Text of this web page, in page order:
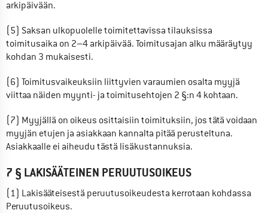
arkipäivään.
(5) Saksan ulkopuolelle toimitettavissa tilauksissa
toimitusaika on 2–4 arkipäivää. Toimitusajan alku määräytyy
kohdan 3 mukaisesti.
(6) Toimitusvaikeuksiin liittyvien varaumien osalta myyjä
viittaa näiden myynti- ja toimitusehtojen 2 §:n 4 kohtaan.
(7) Myyjällä on oikeus osittaisiin toimituksiin, jos tätä voidaan
myyjän etujen ja asiakkaan kannalta pitää perusteltuna.
Asiakkaalle ei aiheudu tästä lisäkustannuksia.
7 § LAKISÄÄTEINEN PERUUTUSOIKEUS
(1) Lakisääteisestä peruutusoikeudesta kerrotaan kohdassa
Peruutusoikeus.